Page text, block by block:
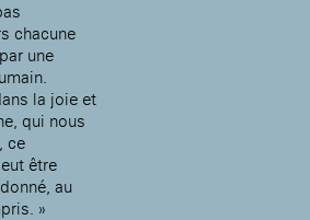
chacune
une
la joie et
qui nous
ce
être
au
»
de la
Artistes